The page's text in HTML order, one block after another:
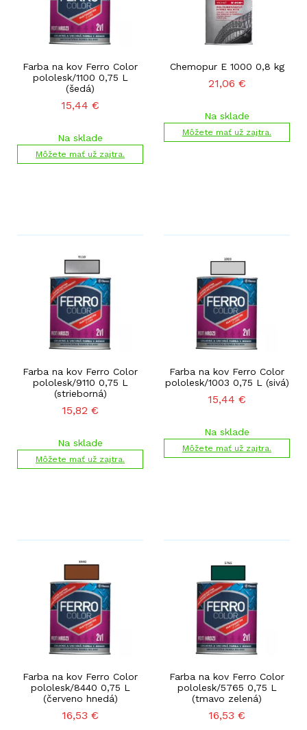
Farba na kov Ferro Color
pololesk/1100 0,75 L
(šedá)
15,44 €
Na sklade
Môžete mať už zajtra.
Chemopur E 1000 0,8 kg
21,06 €
Na sklade
Môžete mať už zajtra.
Farba na kov Ferro Color
pololesk/9110 0,75 L
(strieborná)
15,82 €
Na sklade
Môžete mať už zajtra.
Farba na kov Ferro Color
pololesk/1003 0,75 L (sivá)
15,44 €
Na sklade
Môžete mať už zajtra.
Farba na kov Ferro Color
pololesk/8440 0,75 L
(červeno hnedá)
16,53 €
Farba na kov Ferro Color
pololesk/5765 0,75 L
(tmavo zelená)
16,53 €